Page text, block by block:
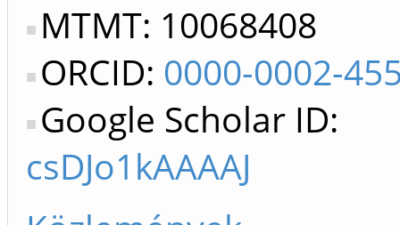
MTMT: 10068408
ORCID: 0000-0002-
Google Scholar ID:
csDJo1kAAAAJ